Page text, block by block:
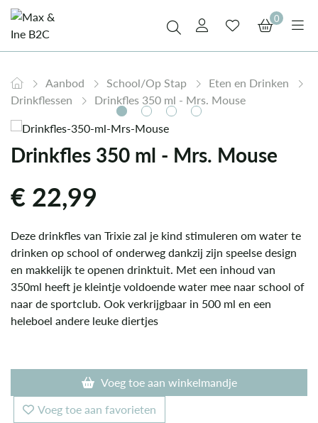
0
Aanbod School/Op Stap
Eten en Drinken
Drinkflessen
Drinkfles 350 ml - Mrs. Mouse
Drinkfles 350 ml - Mrs. Mouse
€22,99
Deze drinkfles van Trixie zal je kind stimuleren om water te
drinken op school of onderweg dankzij zijn speelse design
en makkelijk te openen drinktuit. Met een inhoud van
350ml heeft je kleintje voldoende water mee naar school of
naar de sportclub. Ook verkrijgbaar in 500 ml en een
heleboel andere leuke diertjes
Voeg toe aan winkelmandje
Voeg toe aan favorieten